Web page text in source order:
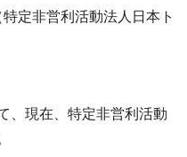
特定非営利活動法人日本ト
、現在、特定非営利活動